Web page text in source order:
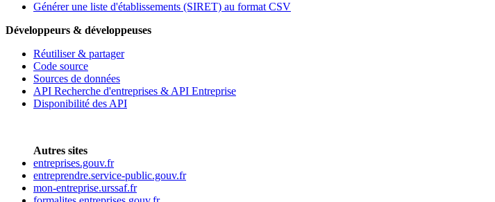
Générer une liste d'établissements (SIRET) au format CSV
Développeurs & développeuses
Réutiliser & partager
Code source
Sources de données
API Recherche d'entreprises & API Entreprise
Disponibilité des API
Autres sites
entreprises.gouv.fr
entreprendre.service-public.gouv.fr
mon-entreprise.urssaf.fr